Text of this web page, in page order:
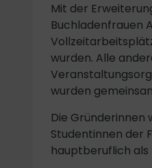
Mit der
Buchladenfrauen
wurden. Alle
wurden
Die Gründerinnen
Studentinnen der
hauptberuflich als